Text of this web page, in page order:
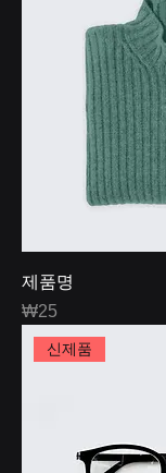
제품명
Price
₩25
신제품